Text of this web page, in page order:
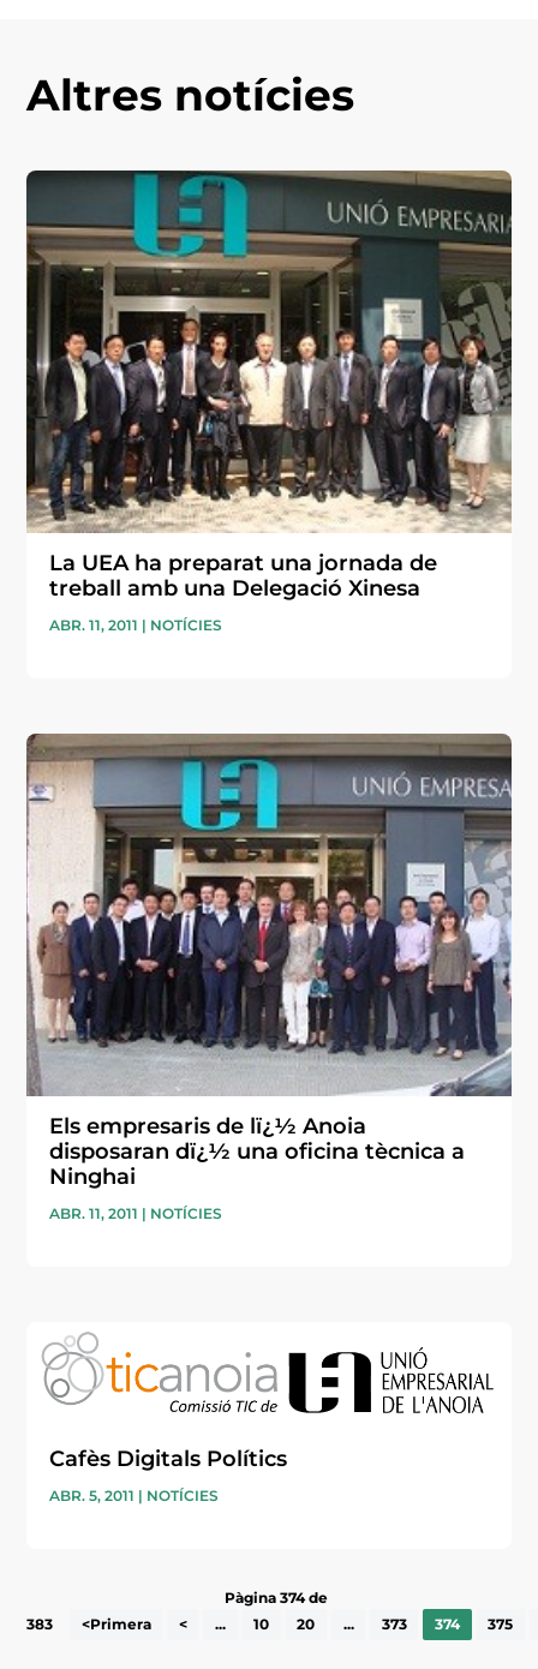
Altres notícies
La UEA ha preparat una jornada de
treball amb una Delegació Xinesa
ABR. 11, 2011 | NOTÍCIES
Els empresaris de lï¿½ Anoia
disposaran dï¿½ una oficina tècnica a
Ninghai
ABR. 11, 2011 | NOTÍCIES
Cafès Digitals Polítics
ABR. 5, 2011 | NOTÍCIES
Pàgina 374 de
383
<Primera < ... 10 20 ... 373 374 375